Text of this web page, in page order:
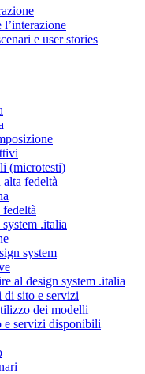
l’interazione
e user stories
(microtesti)
fedeltà
.italia
system
al design system .italia
di sito e servizi
dei modelli
servizi disponibili